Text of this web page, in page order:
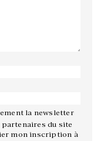
la newsletter
du site
mon inscription à